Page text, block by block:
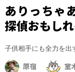
ありっちゃ
探偵おもしれ
子供相手にも全力を出
原宿
室